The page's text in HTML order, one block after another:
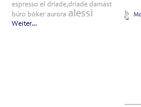
espresso el driade,driade damast
büro böker aurora alessi
Weiter...